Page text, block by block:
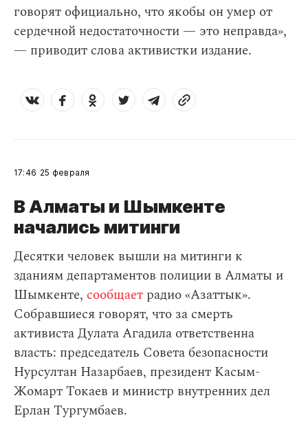
говорят официально, что якобы он умер от
сердечной недостаточности — это неправда»,
— приводит слова активистки издание.
17:46 25 февраля
В Алматы и Шымкенте
начались митинги
Десятки человек вышли на митинги к
зданиям департаментов полиции в Алматы и
Шымкенте, сообщает радио «Азаттык».
Собравшиеся говорят, что за смерть
активиста Дулата Агадила ответственна
власть: председатель Совета безопасности
Нурсултан Назарбаев, президент Касым-
Жомарт Токаев и министр внутренних дел
Ерлан Тургумбаев.